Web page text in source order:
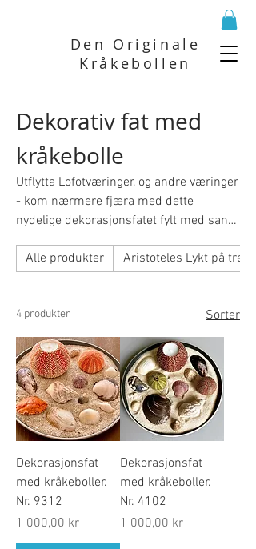
Den Originale
Kråkebollen
Dekorativ fat med
kråkebolle
Utflytta Lofotværinger, og andre væringer
- kom nærmere fjæra med dette
nydelige dekorasjonsfatet fylt med sand
kråkebollelys som gir en magisk
Alle produkter Aristoteles Lykt på
4 produkter Sorter
Dekorasjonsfat
med kråkeboller.
Nr. 9312
Pris
1 000,00 kr
Dekorasjonsfat
med kråkeboller.
Nr. 4102
Pris
1 000,00 kr